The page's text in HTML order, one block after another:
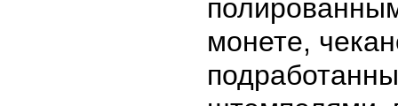
монете,